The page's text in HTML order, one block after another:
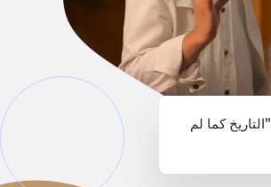
"التاريخ كما لم